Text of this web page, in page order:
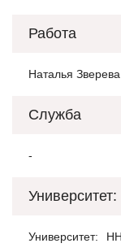
Работа
Наталья
Служба
-
Университет:
Университет: